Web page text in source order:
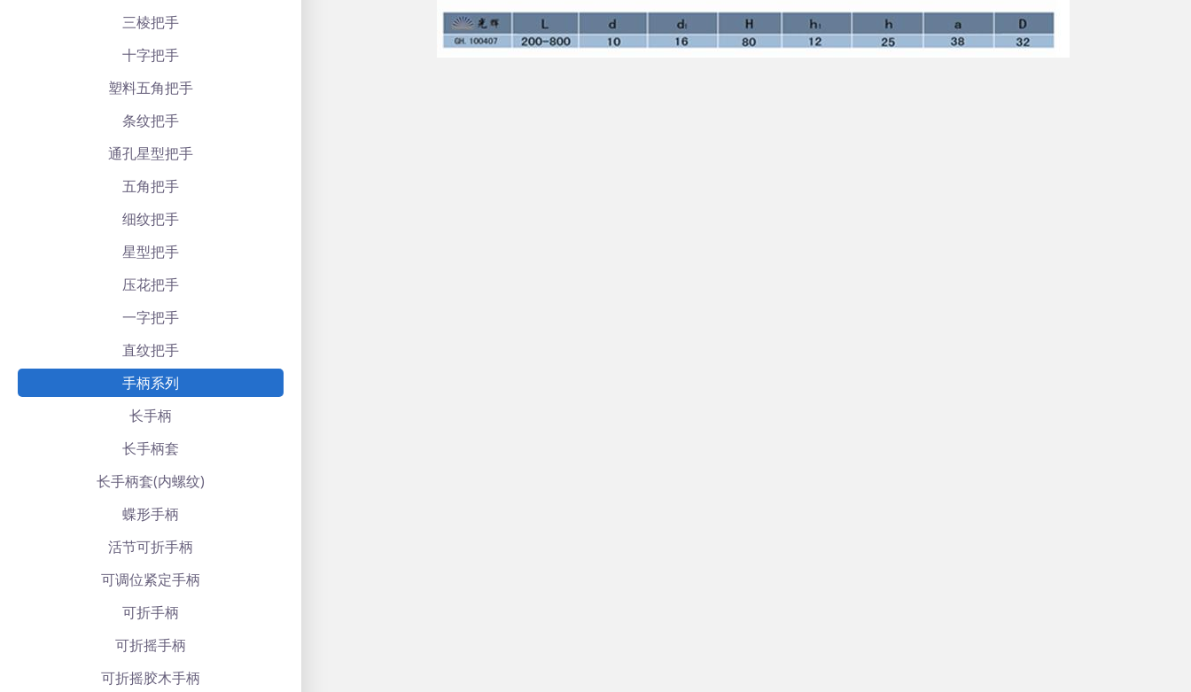
三棱把手
十字把手
塑料五角把手
条纹把手
通孔星型把手
五角把手
细纹把手
星型把手
压花把手
一字把手
直纹把手
手柄系列
长手柄
长手柄套
长手柄套(内螺纹)
蝶形手柄
活节可折手柄
可调位紧定手柄
可折手柄
可折摇手柄
可折摇胶木手柄